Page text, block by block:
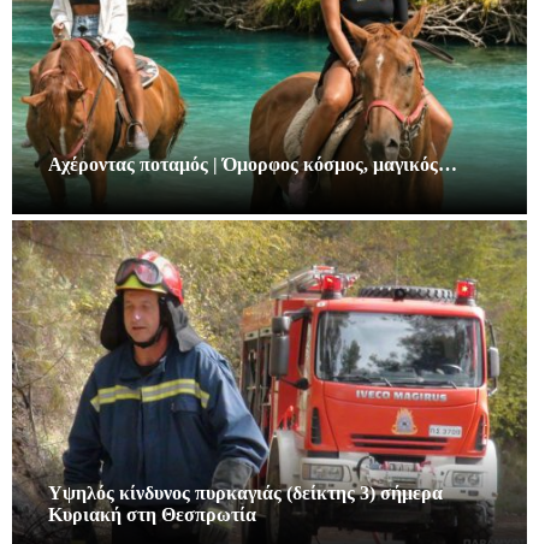
Αχέροντας ποταμός | Όμορφος κόσμος, μαγικός…
Υψηλός κίνδυνος πυρκαγιάς (δείκτης 3) σήμερα
Κυριακή στη Θεσπρωτία